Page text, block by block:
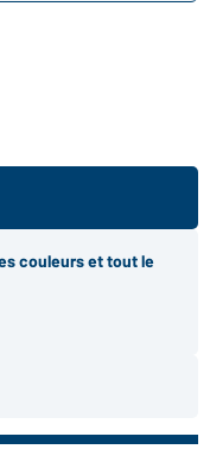
couleurs et tout le